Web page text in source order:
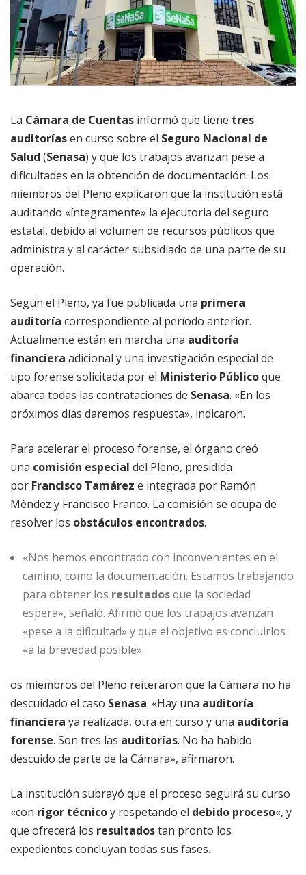
La Cámara de Cuentas informó que tiene tres
auditoríasen curso sobre el Seguro Nacional de
Salud (Senasa) y que los trabajos avanzan pese a
dificultades en la obtención de documentación. Los
miembros del Pleno explicaron que la institución está
auditando «íntegramente» la ejecutoria del seguro
estatal, debido al volumen de recursos públicos que
administra y al carácter subsidiado de una parte de su
operación.
Según el Pleno, ya fue publicada una primera
auditoría correspondiente al período anterior.
Actualmente están en marcha una auditoría
financiera adicional y una investigación especial de
tipo forense solicitada por el Ministerio Públicoque
abarca todas las contrataciones de Senasa. «En los
próximos días daremos respuesta», indicaron.
Para acelerar el proceso forense, el órgano creó
una comisión especial del Pleno, presidida
por Francisco Tamárez e integrada por Ramón
Méndez y Francisco Franco. La comisión se ocupa de
resolver los obstáculos encontrados.
«Nos hemos encontrado con inconvenientes en el
camino, como la documentación. Estamos trabajando
para obtener los resultadosque la sociedad
espera», señaló. Afirmó que los trabajos avanzan
«pese a la dificultad» y que el objetivo es concluirlos
«a la brevedad posible».
os miembros del Pleno reiteraron que la Cámara no ha
descuidado el caso Senasa. «Hay una auditoría
financiera ya realizada, otra en curso y una auditoría
forense. Son tres las auditorías. No ha habido
descuido de parte de la Cámara», afirmaron.
La institución subrayó que el proceso seguirá su curso
«con rigor técnicoy respetando el debido proceso«, y
que ofrecerá los resultadostan pronto los
expedientes concluyan todas sus fases.